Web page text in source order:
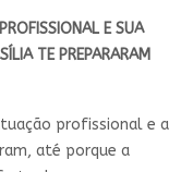
E SUA
TE PREPARARAM
profissional e a
até porque a